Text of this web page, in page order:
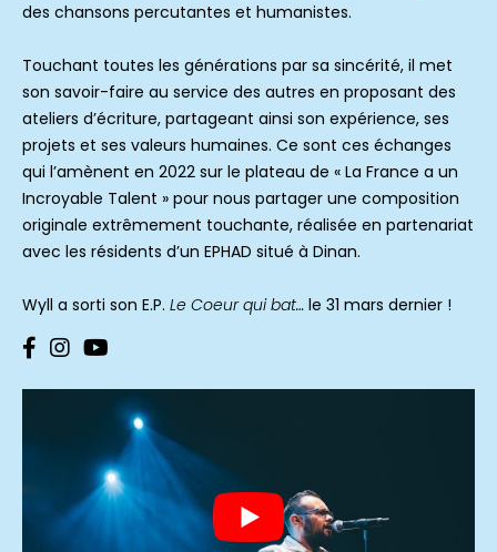
des chansons percutantes et humanistes.
Touchant toutes les générations par sa sincérité, il met
son savoir-faire au service des autres en proposant des
ateliers d’écriture, partageant ainsi son expérience, ses
projets et ses valeurs humaines. Ce sont ces échanges
qui l’amènent en 2022 sur le plateau de « La France a un
Incroyable Talent » pour nous partager une composition
originale extrêmement touchante, réalisée en partenariat
avec les résidents d’un EPHAD situé à Dinan.
Wyll a sorti son E.P. Le Coeur qui bat… le 31 mars dernier !